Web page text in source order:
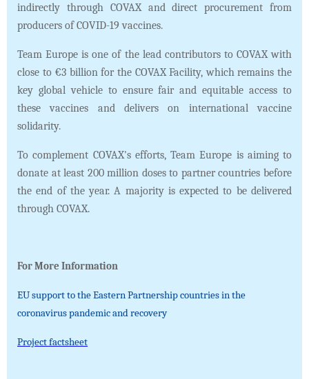
indirectly through COVAX and direct procurement from
producers of COVID-19 vaccines.
Team Europe is one of the lead contributors to COVAX with
close to €3 billion for the COVAX Facility, which remains the
key global vehicle to ensure fair and equitable access to
these vaccines and delivers on international vaccine
solidarity.
To complement COVAX's efforts, Team Europe is aiming to
donate at least 200 million doses to partner countries before
the end of the year. A majority is expected to be delivered
through COVAX.
For More Information
EU support to the Eastern Partnership countries in the
coronavirus pandemic and recovery
Project factsheet